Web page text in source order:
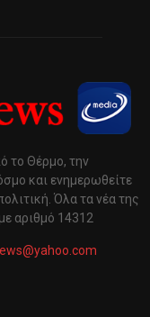
το Θέρμο, την
και ενημερωθείτε
Όλα τα νέα της
αριθμό 14312